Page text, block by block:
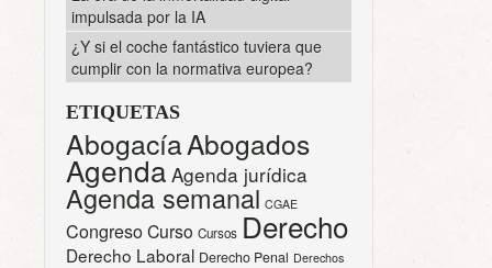
impulsada por la IA
¿Y si el coche fantástico tuviera que
cumplir con la normativa europea?
ETIQUETAS
AbogacíaAbogados
Agenda Agenda jurídica
Agenda semanal CGAE
CongresoCurso Cursos Derecho
Derecho Laboral Derecho Penal Derechos